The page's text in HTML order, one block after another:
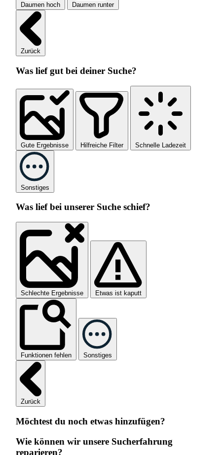
Daumen hoch Daumen runter
Zurück
Was lief gut bei deiner Suche?
Gute Ergebnisse Hilfreiche Filter Schnelle Ladezeit
Sonstiges
Was lief bei unserer Suche schief?
Schlechte Ergebnisse Etwas ist kaputt
Funktionen fehlen Sonstiges
Zurück
Möchtest du noch etwas hinzufügen?
Wie können wir unsere Sucherfahrung
reparieren?